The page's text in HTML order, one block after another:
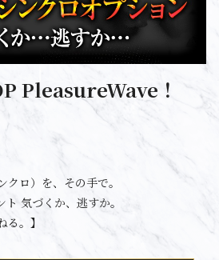
PleasureWave！
ロ）を、その手で。
気づくか、逃すか。
る。】